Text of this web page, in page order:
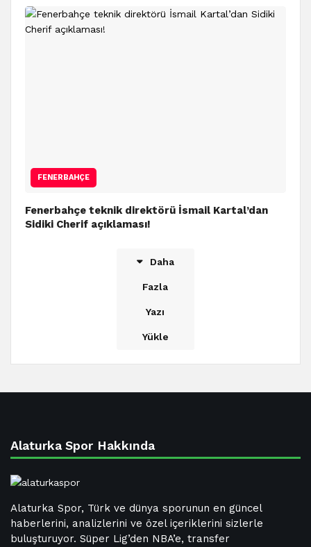
FENERBAHÇE
Fenerbahçe teknik direktörü İsmail Kartal’dan
Sidiki Cherif açıklaması!
Daha
Fazla
Yazı
Yükle
Alaturka Spor Hakkında
Alaturka Spor, Türk ve dünya sporunun en güncel
haberlerini, analizlerini ve özel içeriklerini sizlerle
buluşturuyor. Süper Lig’den NBA’e, transfer